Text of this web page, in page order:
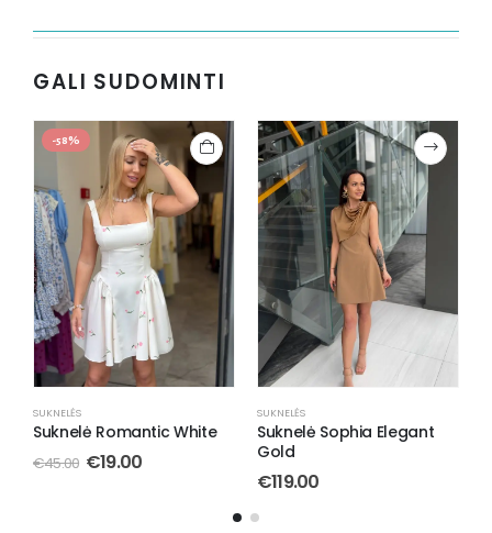
GALI SUDOMINTI
SUKNELĖS
Suknelė Sophia Elegant
SUKNELĖS
Suknelė Ethereal White
€55.00